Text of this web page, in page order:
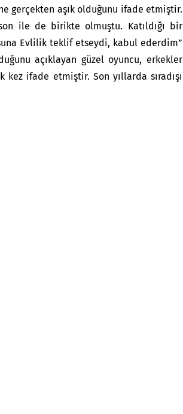
gerçekten aşık olduğunu ifade etmiştir.
ile de birikte olmuştu. Katıldığı bir
Evlilik teklif etseydi, kabul ederdim”
açıklayan güzel oyuncu, erkekler
ifade etmiştir. Son yıllarda sıradışı